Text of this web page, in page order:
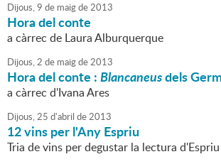
Dijous,9 de maigde2013
Hora del conte
a càrrec de Laura Alburquerque
Dijous,2 de maigde2013
Hora del conte :Blancaneusdels
a càrrec d'Ivana Ares
Dijous,25 d'abril de2013
12 vins per l'Any Espriu
Tria de vins per degustar la lectura d'Espriu